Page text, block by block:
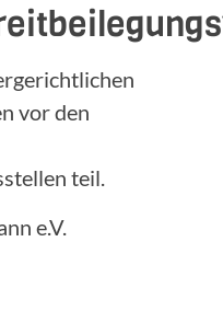
vor den
teil.
e.V.